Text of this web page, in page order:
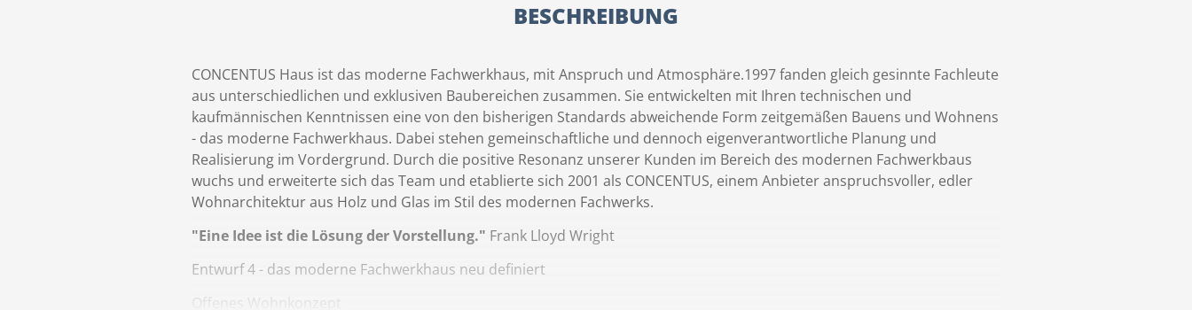
BESCHREIBUNG
CONCENTUS Haus ist das moderne Fachwerkhaus, mit Anspruch und Atmosphäre.1997 fanden gleich gesinnte Fachleute
aus unterschiedlichen und exklusiven Baubereichen zusammen. Sie entwickelten mit Ihren technischen und
kaufmännischen Kenntnissen eine von den bisherigen Standards abweichende Form zeitgemäßen Bauens und Wohnens
- das moderne Fachwerkhaus. Dabei stehen gemeinschaftliche und dennoch eigenverantwortliche Planung und
Realisierung im Vordergrund. Durch die positive Resonanz unserer Kunden im Bereich des modernen Fachwerkbaus
wuchs und erweiterte sich das Team und etablierte sich 2001 als CONCENTUS, einem Anbieter anspruchsvoller, edler
Wohnarchitektur aus Holz und Glas im Stil des modernen Fachwerks.
"Eine Idee ist die Lösung der Vorstellung." Frank Lloyd Wright
Entwurf 4 - das moderne Fachwerkhaus neu definiert
Offenes Wohnkonzept